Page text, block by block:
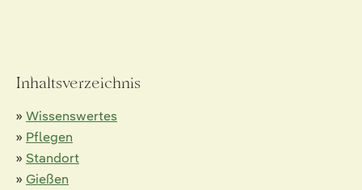
Inhaltsverzeichnis
» Wissenswertes
» Pflegen
» Standort
» Gießen